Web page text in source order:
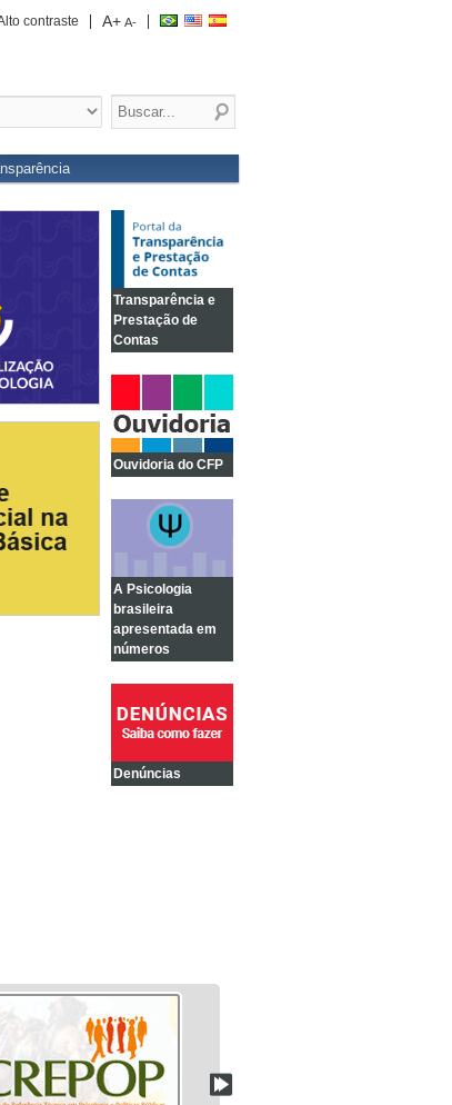
A+ A-
contraste
Transparência e
Prestação de
Contas
Ouvidoria do CFP
A Psicologia
brasileira
apresentada em
números
Denúncias